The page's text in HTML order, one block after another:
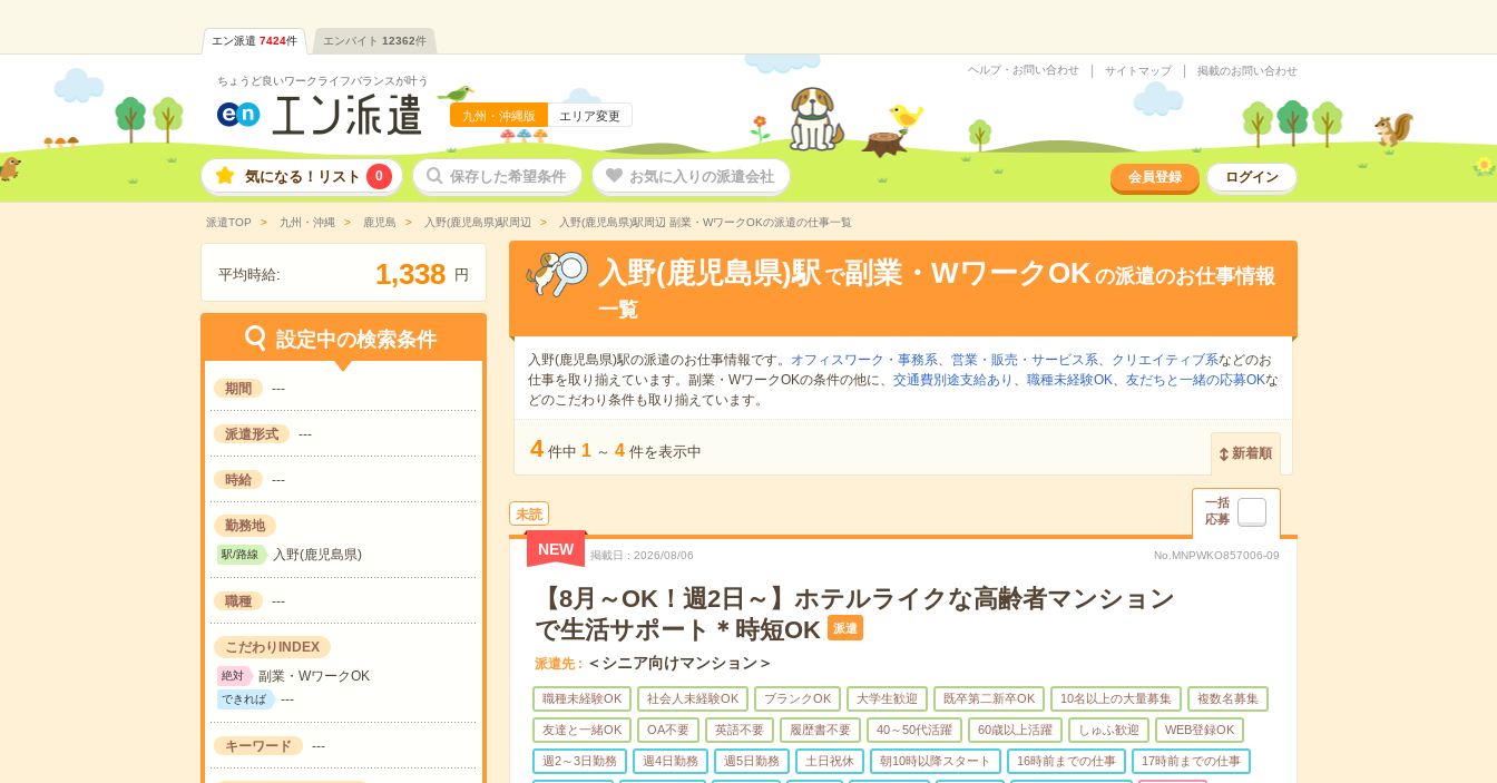
エン派遣 7424件 エンバイト 12362件
ちょうど良いワークライフバランスが叶う
九州・沖縄版 エリア変更
ヘルプ・お問い合わせ サイトマップ 掲載のお問い合わせ
気になる！リスト 0 保存した希望条件 お気に入りの派遣会社 会員登録 ログイン
派遣TOP 九州・沖縄 鹿児島 入野(鹿児島県)駅周辺 入野(鹿児島県)駅周辺 副業・WワークOKの派遣の仕事一覧
平均時給: 1,338 円
設定中の検索条件
期間 ---
派遣形式 ---
時給 ---
勤務地
駅/路線 入野(鹿児島県)
職種 ---
こだわりINDEX
絶対 副業・WワークOK
できれば ---
キーワード ---
入野(鹿児島県)駅 で副業・WワークOKの派遣のお仕事情報
一覧
入野(鹿児島県)駅の派遣のお仕事情報です。 オフィスワーク・事務系、 営業・販売・サービス系、 クリエイティブ系などのお
仕事を取り揃えています。副業・WワークOKの条件の他に、 交通費別途支給あり 、 職種未経験OK、 友だちと一緒の応募OKな
どのこだわり条件も取り揃えています。
4 件中 1 ～ 4 件を表示中 新着順
未読
一括
応募
NEW 掲載日 2026/08/06 No.MNPWKO857006-09
【8月～OK！週2日～】ホテルライクな高齢者マンション
で生活サポート＊時短OK
派遣
派遣先 ＜シニア向けマンション＞
職種未経験OK 社会人未経験OK ブランクOK 大学生歓迎 既卒第二新卒OK 10名以上の大量募集 複数名募集
友達と一緒OK OA不要 英語不要 履歴書不要 40～50代活躍 60歳以上活躍 しゅふ歓迎 WEB登録OK
週2～3日勤務 週4日勤務 週5日勤務 土日祝休 朝10時以降スタート 16時前までの仕事 17時前までの仕事